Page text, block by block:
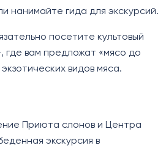
нанимайте гида для экскурсий.
посетите культовый
где вам предложат «мясо до
видов мяса.
Приюта слонов и Центра
экскурсия в